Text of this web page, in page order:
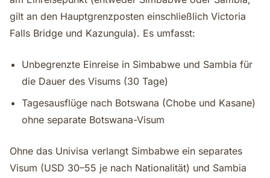
gilt an den Hauptgrenzposten einschließlich Victoria
Falls Bridge und Kazungula). Es umfasst:
Unbegrenzte Einreise in Simbabwe und Sambia für
die Dauer des Visums (30 Tage)
Tagesausflüge nach Botswana (Chobe und Kasane)
ohne separate Botswana-Visum
Ohne das Univisa verlangt Simbabwe ein separates
Visum (USD 30–55 je nach Nationalität) und Sambia